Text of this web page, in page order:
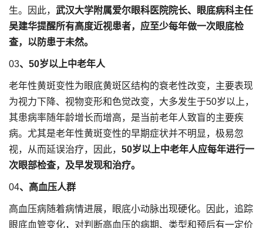
生。因此， 武汉大学附属爱尔眼科医院院长、眼底病科主任
吴建华提醒所有高度近视患者，应至少每年做一次眼底检
查，以防患于未然。
03、50岁以上中老年人
老年性黄斑变性为眼底黄斑区结构的衰老性改变，主要表现
为视力下降、视物变形和色觉改变，大多发生于50岁以上，
其患病率随年龄增长而增高，是当前老年人致盲的主要疾
病。尤其是老年性黄斑变性的早期症状并不明显，极易忽
视，从而延误治疗，因此， 50岁以上中老年人应每年进行一
次眼部检查，及早发现和治疗。
04、高血压人群
高血压病随着病情进展，眼底小动脉出现硬化。因此，追踪
眼底血管变化，对判断高血压的病期、类型和预后有一定价